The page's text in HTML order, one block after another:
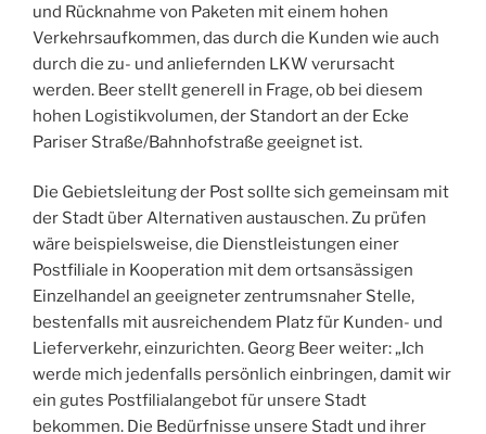
und Rücknahme von Paketen mit einem hohen
Verkehrsaufkommen, das durch die Kunden wie auch
durch die zu- und anliefernden LKW verursacht
werden. Beer stellt generell in Frage, ob bei diesem
hohen Logistikvolumen, der Standort an der Ecke
Pariser Straße/Bahnhofstraße geeignet ist.
Die Gebietsleitung der Post sollte sich gemeinsam mit
der Stadt über Alternativen austauschen. Zu prüfen
wäre beispielsweise, die Dienstleistungen einer
Postfiliale in Kooperation mit dem ortsansässigen
Einzelhandel an geeigneter zentrumsnaher Stelle,
bestenfalls mit ausreichendem Platz für Kunden- und
Lieferverkehr, einzurichten. Georg Beer weiter: „Ich
werde mich jedenfalls persönlich einbringen, damit wir
ein gutes Postfilialangebot für unsere Stadt
bekommen. Die Bedürfnisse unsere Stadt und ihrer